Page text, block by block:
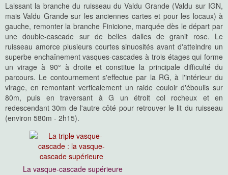
Laissant la branche du ruisseau du Valdu Grande (Valdu sur IGN,
mais Valdu Grande sur les anciennes cartes et pour les locaux) à
gauche, remonter la branche Finicione, marquée dès le départ par
une double-cascade sur de belles dalles de granit rose. Le
ruisseau amorce plusieurs courtes sinuosités avant d'atteindre un
superbe enchaînement vasques-cascades à trois étages qui forme
un virage à 90° à droite et constitue la principale difficulté du
parcours. Le contournement s'effectue par la RG, à l'intérieur du
virage, en remontant verticalement un raide couloir d'éboulis sur
80m, puis en traversant à G un étroit col rocheux et en
redescendant 30m de l'autre côté pour retrouver le lit du ruisseau
(environ 580m - 2h15).
La vasque-cascade supérieure